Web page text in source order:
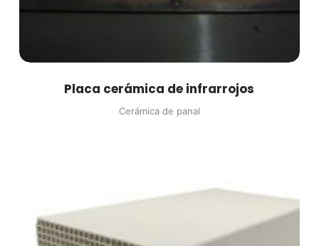
Placa cerámica de infrarrojos
Cerámica de panal